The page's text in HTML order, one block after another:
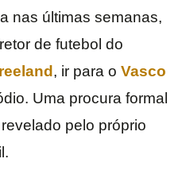
nas últimas semanas,
de futebol do
, ir para o Vasco
Uma procura formal
pelo próprio